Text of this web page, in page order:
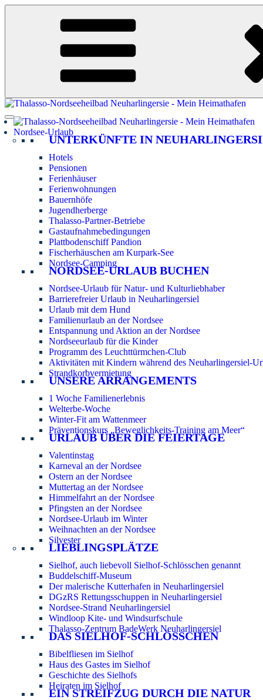
Zum
Nordsee-Urlaub
UNTERKÜNFTE IN
Hotels
Pensionen
Ferienhäuser
Ferienwohnungen
Bauernhöfe
Jugendherberge
Thalasso-Partner-Betriebe
Gastaufnahmebedingungen
Plattbodenschiff Pandion
Fischerhäuschen am Kurpark-See
Nordsee-Camping
NORDSEE-URLAUB BUCHEN
Nordsee-Urlaub für Natur- und Kulturliebhaber
Barrierefreier Urlaub in Neuharlingersiel
Urlaub mit dem Hund
Familienurlaub an der Nordsee
Entspannung und Aktion an der Nordsee
Nordseeurlaub für die Kinder
Programm des Leuchttürmchen-Club
Aktivitäten mit Kindern während des Neuharlingersiel-
Strandkorbvermietung
UNSERE ARRANGEMENTS
1 Woche Familienerlebnis
Welterbe-Woche
Winter-Fit am Wattenmeer
Präventionskurs „Beweglichkeits-Training am Meer“
URLAUB ÜBER DIE FEIERTAGE
Valentinstag
Karneval an der Nordsee
Ostern an der Nordsee
Muttertag an der Nordsee
Himmelfahrt an der Nordsee
Pfingsten an der Nordsee
Nordsee-Urlaub im Winter
Weihnachten an der Nordsee
Silvester
LIEBLINGSPLÄTZE
Sielhof, auch liebevoll Sielhof-Schlösschen genannt
Buddelschiff-Museum
Der malerische Kutterhafen in Neuharlingersiel
DGzRS Rettungsschuppen in Neuharlingersiel
Nordsee-Strand Neuharlingersiel
Windloop Kite- und Windsurfschule
Thalasso-Zentrum BadeWerk Neuharlingersiel
DAS SIELHOF-SCHLÖSSCHEN
Bibelfliesen im Sielhof
Haus des Gastes im Sielhof
Geschichte des Sielhofs
Heiraten im Sielhof
EIN STREIFZUG DURCH DIE NATUR